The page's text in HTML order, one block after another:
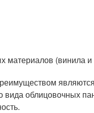
материалов (винила и
являются
вида облицовочных